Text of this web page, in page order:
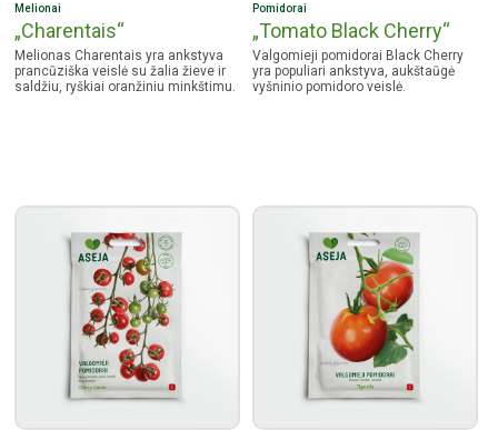
Melionai
„Charentais“
Melionas Charentais yra ankstyva
prancūziška veislė su žalia žieve ir
saldžiu, ryškiai oranžiniu minkštimu.
Pomidorai
„Tomato Black Cherry“
Valgomieji pomidorai Black Cherry
yra populiari ankstyva, aukštaūgė
vyšninio pomidoro veislė.